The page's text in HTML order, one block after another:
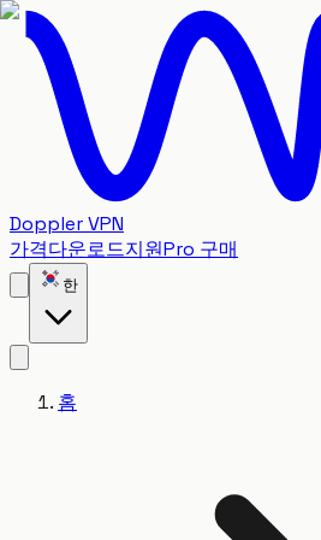
Doppler VPN
가격다운로드지원Pro 구매
한
홈